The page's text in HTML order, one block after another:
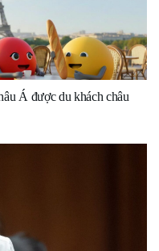
Á được du khách châu